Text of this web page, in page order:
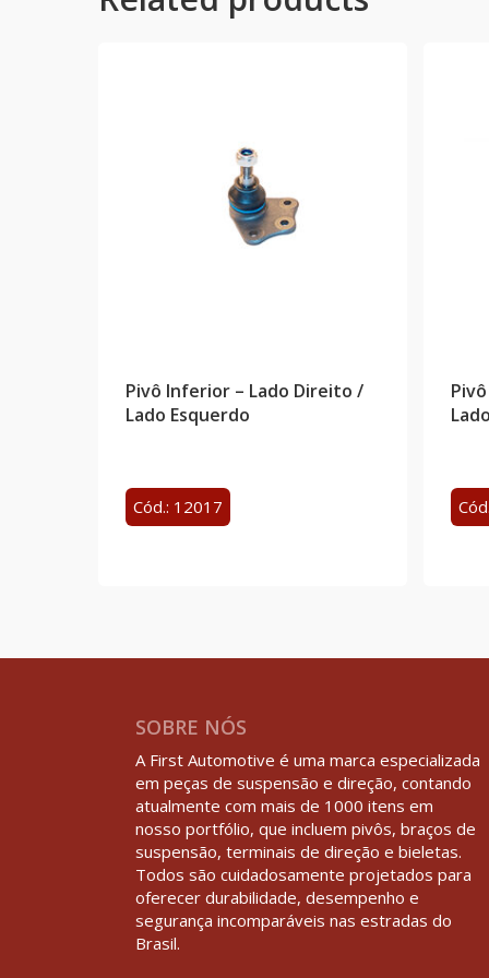
Pivô Inferior – Lado Direito /
Lado Esquerdo
Cód.: 12017
SOBRE NÓS
A First Automotive é uma marca especializada
em peças de suspensão e direção, contando
atualmente com mais de 1000 itens em
nosso portfólio, que incluem pivôs, braços de
suspensão, terminais de direção e bieletas.
Todos são cuidadosamente projetados para
oferecer durabilidade, desempenho e
segurança incomparáveis nas estradas do
Brasil.